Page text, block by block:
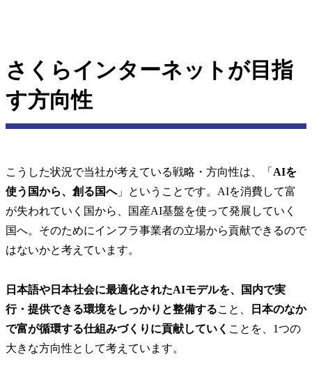
さくらインターネットが目指
す方向性
こうした状況で当社が考えている戦略・方向性は、「 AIを
使う国から、創る国へ」ということです。AIを消費して富
が失われていく国から、国産AI基盤を使って発展していく
国へ。そのためにインフラ事業者の立場から貢献できるので
はないかと考えています。
日本語や日本社会に最適化されたAIモデルを、国内で実
行・提供できる環境をしっかりと整備すること、
日本のなか
で富が循環する仕組みづくりに貢献していく ことを、1つの
大きな方向性として考えています。